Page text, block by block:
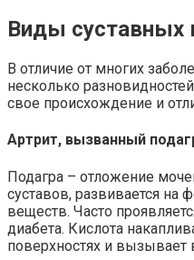
Виды суставных
В отличие от многих
несколько
свое происхождение и
Артрит, вызванный
Подагра – отложение
суставов, развивается на
веществ. Часто
диабета. Кислота
поверхностях и вызывает